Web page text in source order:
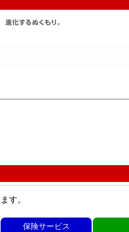
す。
保険サービス